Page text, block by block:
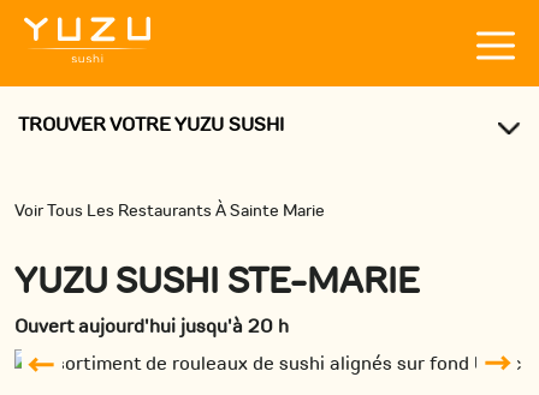
TROUVER VOTRE YUZU SUSHI
Voir Tous Les Restaurants À Sainte Marie
YUZU SUSHI STE-MARIE
Ouvert aujourd'hui jusqu'à 20 h